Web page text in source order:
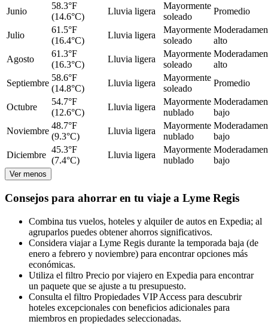
Junio
58.3°F
(14.6°C)
Lluvia ligera
Mayormente
soleado
Promedio
Julio
61.5°F
(16.4°C)
Lluvia ligera
Mayormente
soleado
alto
Agosto
61.3°F
(16.3°C)
Lluvia ligera
Mayormente
soleado
alto
Septiembre
58.6°F
(14.8°C)
Lluvia ligera
Mayormente
soleado
Promedio
Octubre
54.7°F
(12.6°C)
Lluvia ligera
Mayormente
nublado
bajo
Noviembre
48.7°F
(9.3°C)
Lluvia ligera
Mayormente
nublado
bajo
Diciembre
45.3°F
(7.4°C)
Lluvia ligera
Mayormente
nublado
bajo
Ver menos
Consejos para ahorrar en tu viaje a Lyme Regis
Combina tus vuelos, hoteles y alquiler de autos en Expedia; al
agruparlos puedes obtener ahorros significativos.
Considera viajar a Lyme Regis durante la temporada baja (de
enero a febrero y noviembre) para encontrar opciones más
económicas.
Utiliza el filtro Precio por viajero en Expedia para encontrar
un paquete que se ajuste a tu presupuesto.
Consulta el filtro Propiedades VIP Access para descubrir
hoteles excepcionales con beneficios adicionales para
miembros en propiedades seleccionadas.